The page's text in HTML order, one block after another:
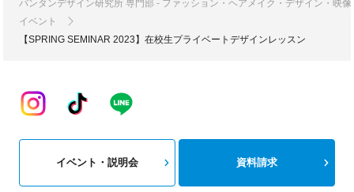
バンタンデザイン研究所 専門部 - ファッション・ヘアメイク・デザイン・映
イベント
【SPRING SEMINAR 2023】在校生プライベートデザインレッスン
イベント・説明会 資料請求